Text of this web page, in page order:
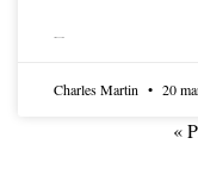
Charles Martin 20
«